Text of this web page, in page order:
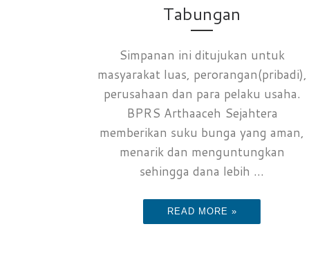
Tabungan
Simpanan ini ditujukan untuk
masyarakat luas, perorangan(pribadi),
perusahaan dan para pelaku usaha.
BPRS Arthaaceh Sejahtera
memberikan suku bunga yang aman,
menarik dan menguntungkan
sehingga dana lebih ...
READ MORE »